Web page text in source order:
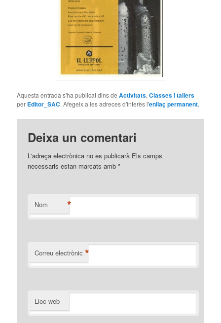
Aquesta entrada s'ha publicat dins deActivitats,Classes i tallers
per Editor_SAC. Afegeix a les adreces d'interès l'enllaç permanent.
Deixa un comentari
L'adreça electrònica no es publicarà Els camps
necessaris estan marcats amb*
Nom *
Correu electrònic *
Lloc web